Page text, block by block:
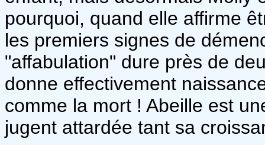
pourquoi, quand elle affirme
les premiers signes de
"affabulation" dure près de
donne effectivement
comme la mort ! Abeille est
jugent attardée tant sa